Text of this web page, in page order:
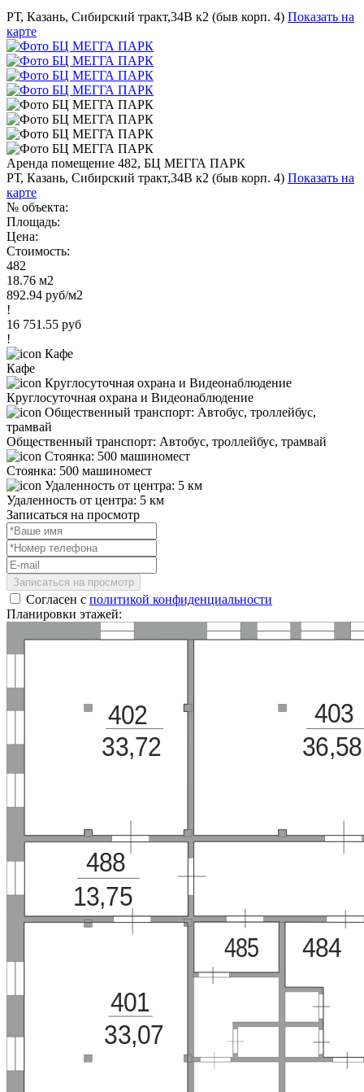
РТ, Казань, Сибирский тракт,34В к2 (быв корп. 4) Показать на
карте
Аренда помещение 482, БЦ МЕГГА ПАРК
РТ, Казань, Сибирский тракт,34В к2 (быв корп. 4) Показать на
карте
№ объекта:
Площадь:
Цена:
Стоимость:
482
18.76 м2
892.94 руб/м2
!
16 751.55 руб
!
Кафе
Круглосуточная охрана и Видеонаблюдение
Общественный транспорт: Автобус, троллейбус, трамвай
Стоянка: 500 машиномест
Удаленность от центра: 5 км
Записаться на просмотр
Записаться на просмотр
Согласен с политикой конфиденциальности
Планировки этажей:
484
485
401
488
402 403
33,07
13,75
33,72 36,58